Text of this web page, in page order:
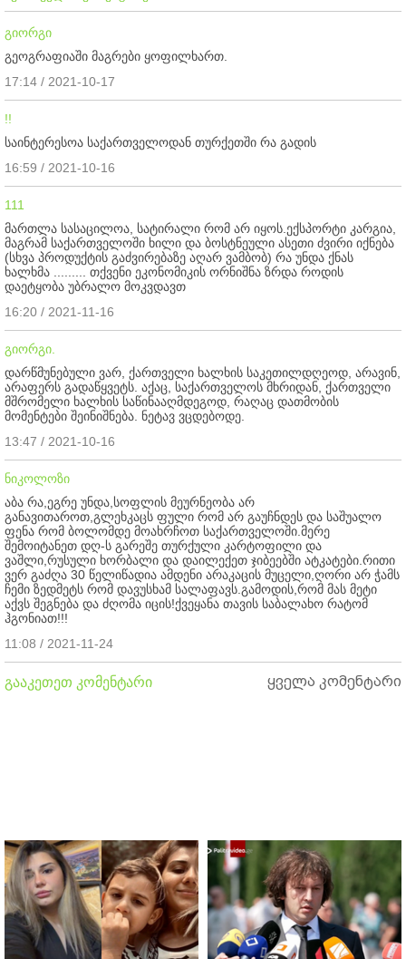
გიორგი
გეოგრაფიაში მაგრები ყოფილხართ.
17:14 / 2021-10-17
!!
საინტერესოა საქართველოდან თურქეთში რა გადის
16:59 / 2021-10-16
111
მართლა სასაცილოა, სატირალი რომ არ იყოს.ექსპორტი კარგია,
მაგრამ საქართველოში ხილი და ბოსტნეული ასეთი ძვირი იქნება
(სხვა პროდუქტის გაძვირებაზე აღარ ვამბობ) რა უნდა ქნას
ხალხმა ......... თქვენი ეკონომიკის ორნიშნა ზრდა როდის
დაეტყობა უბრალო მოკვდავთ
16:20 / 2021-11-16
გიორგი.
დარწმუნებული ვარ, ქართველი ხალხის საკეთილდღეოდ, არავინ,
არაფერს გადაწყვეტს. აქაც, საქართველოს მხრიდან, ქართველი
მშრომელი ხალხის საწინააღმდეგოდ, რაღაც დათმობის
მომენტები შეინიშნება. ნეტავ ვცდებოდე.
13:47 / 2021-10-16
ნიკოლოზი
აბა რა,ეგრე უნდა,სოფლის მეურნეობა არ
განავითაროთ,გლეხკაცს ფული რომ არ გაუჩნდეს და საშუალო
ფენა რომ ბოლომდე მოახრჩოთ საქართველოში.მერე
შემოიტანეთ დღ-ს გარეშე თურქული კარტოფილი და
ვაშლი,რუსული ხორბალი და დაილექეთ ჯიბეებში ატკატები.რითი
ვერ გაძღა 30 წელიწადია ამდენი არაკაცის მუცელი,ღორი არ ჭამს
ჩემი ზედმეტს რომ დავუსხამ სალაფავს.გამოდის,რომ მას მეტი
აქვს შეგნება და ძღომა იცის!ქვეყანა თავის საბალახო რატომ
ჰგონიათ!!!
11:08 / 2021-11-24
გააკეთეთ კომენტარი ყველა კომენტარი